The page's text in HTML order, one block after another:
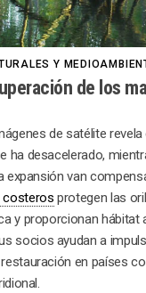
Y
de los
de satélite revela
ha desacelerado,
expansión van
costeros protegen las
y proporcionan hábitat
socios ayudan a
en países